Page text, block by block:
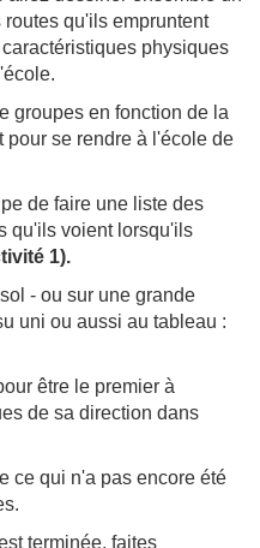
qu'ils empruntent
physiques
groupes en fonction de la
se rendre à l'école de
de faire une liste des
qu'ils voient lorsqu'ils
1).
- ou sur une grande
uni ou aussi au tableau :
être le premier à
de sa direction dans
ce qui n'a pas encore été
terminée, faites